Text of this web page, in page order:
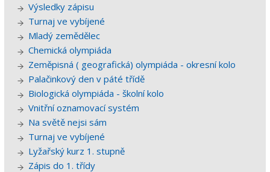
Výsledky zápisu
Turnaj ve vybíjené
Mladý zemědělec
Chemická olympiáda
Zeměpisná ( geografická) olympiáda - okresní kolo
Palačinkový den v páté třídě
Biologická olympiáda - školní kolo
Vnitřní oznamovací systém
Na světě nejsi sám
Turnaj ve vybíjené
Lyžařský kurz 1. stupně
Zápis do 1. třídy